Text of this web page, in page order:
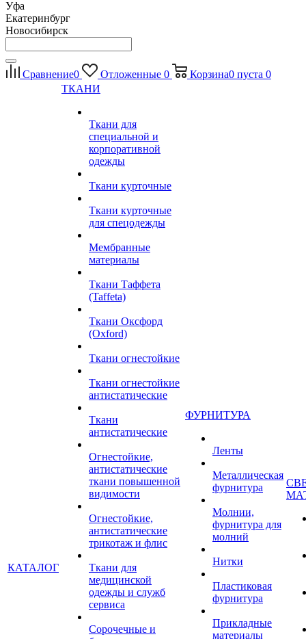
Уфа
Екатеринбург
Новосибирск
Сравнение0 Отложенные 0 Корзина0 пуста 0
КАТАЛОГ
ТКАНИ
Ткани для
специальной и
корпоративной
одежды
Ткани курточные
Ткани курточные
для спецодежды
Мембранные
материалы
Ткани Таффета
(Taffeta)
Ткани Оксфорд
(Oxford)
Ткани огнестойкие
Ткани огнестойкие
антистатические
Ткани
антистатические
Огнестойкие,
антистатические
ткани повышенной
видимости
Огнестойкие,
антистатические
трикотаж и флис
Ткани для
медицинской
одежды и служб
сервиса
Сорочечные и
ФУРНИТУРА
Ленты
Металлическая
фурнитура
Молнии,
фурнитура для
молний
Нитки
Пластиковая
фурнитура
Прикладные
материалы